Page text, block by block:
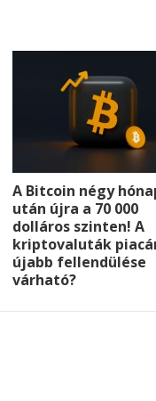
p
A Bitcoin négy
után újra a 70 000
dolláros szinten! A
kriptovaluták
újabb fellendülése
várható?